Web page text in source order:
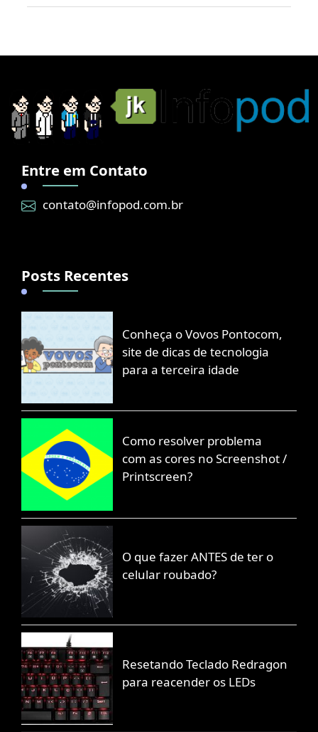
Entre em Contato
contato@infopod.com.br
Posts Recentes
Conheça o Vovos Pontocom,
site de dicas de tecnologia
para a terceira idade
Como resolver problema
com as cores no Screenshot /
Printscreen?
O que fazer ANTES de ter o
celular roubado?
Resetando Teclado Redragon
para reacender os LEDs